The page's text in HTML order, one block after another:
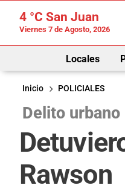
4 °C San Juan
Viernes 7 de Agosto, 2026
Locales
Inicio
POLICIALES
Delito urbano
Rawson